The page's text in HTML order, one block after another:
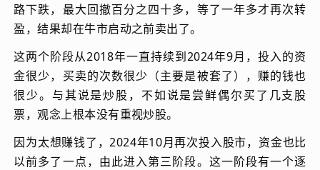
路下跌，最大回撤百分之四十多，等了一年多才再次转
盈，结果却在牛市启动之前卖出了。
这两个阶段从2018年一直持续到2024年9月，投入的资
金很少，买卖的次数很少（主要是被套了），赚的钱也
很少。与其说是炒股，不如说是尝鲜偶尔买了几支股
票，观念上根本没有重视炒股。
因为太想赚钱了，2024年10月再次投入股市，资金也比
以前多了一点，由此进入第三阶段。这一阶段有一个逐